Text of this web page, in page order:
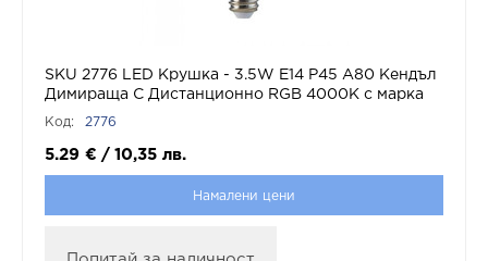
SKU 2776 LED Крушка - 3.5W Е14 P45 А80 Кендъл
Димираща С Дистанционно RGB 4000K с марка
V-TAC
Код: 2776
5.29 € / 10,35 лв.
Намалени цени